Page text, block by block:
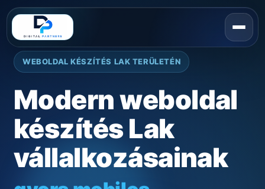
WEBOLDAL KÉSZÍTÉS LAK TERÜLETÉN
Modern weboldal
készítés Lak
vállalkozásainak